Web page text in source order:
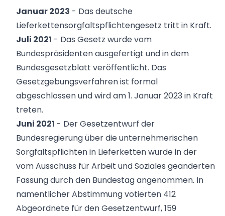
Januar 2023 - Das deutsche
Lieferkettensorgfaltspflichtengesetz tritt in Kraft.
Juli 2021 - Das Gesetz wurde vom
Bundespräsidenten ausgefertigt und in dem
Bundesgesetzblatt veröffentlicht. Das
Gesetzgebungsverfahren ist formal
abgeschlossen und wird am 1. Januar 2023 in Kraft
treten.
Juni 2021 - Der Gesetzentwurf der
Bundesregierung über die unternehmerischen
Sorgfaltspflichten in Lieferketten wurde in der
vom Ausschuss für Arbeit und Soziales geänderten
Fassung durch den Bundestag angenommen. In
namentlicher Abstimmung votierten 412
Abgeordnete für den Gesetzentwurf, 159